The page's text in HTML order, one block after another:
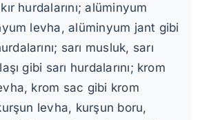
hurdalarını; alüminyum
levha, alüminyum jant gibi
sarı musluk, sarı
gibi sarı hurdalarını; krom
krom sac gibi krom
levha, kurşun boru,